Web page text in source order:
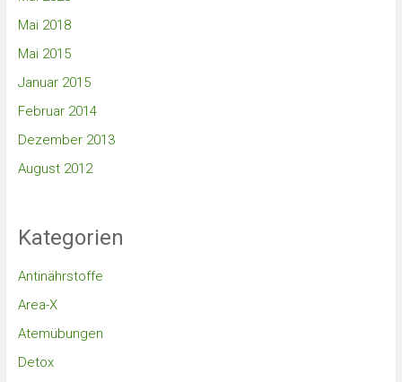
Mai 2018
Mai 2015
Januar 2015
Februar 2014
Dezember 2013
August 2012
Kategorien
Antinährstoffe
Area-X
Atemübungen
Detox